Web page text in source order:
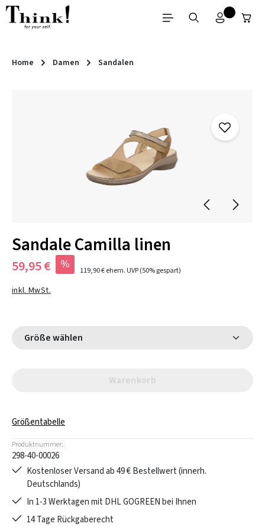
Zum Hauptinhalt springen
Home Damen Sandalen
Sandale Camilla linen
59,95 € % 119,90 €ehem. UVP(50% gespart)
inkl. MwSt.
Größe wählen
Warenkorb
Größentabelle
Produktnummer:
298-40-00026
Kostenloser Versand ab 49 € Bestellwert (innerh.
Deutschlands)
In 1-3 Werktagen mit DHL GOGREEN bei Ihnen
14 Tage Rückgaberecht